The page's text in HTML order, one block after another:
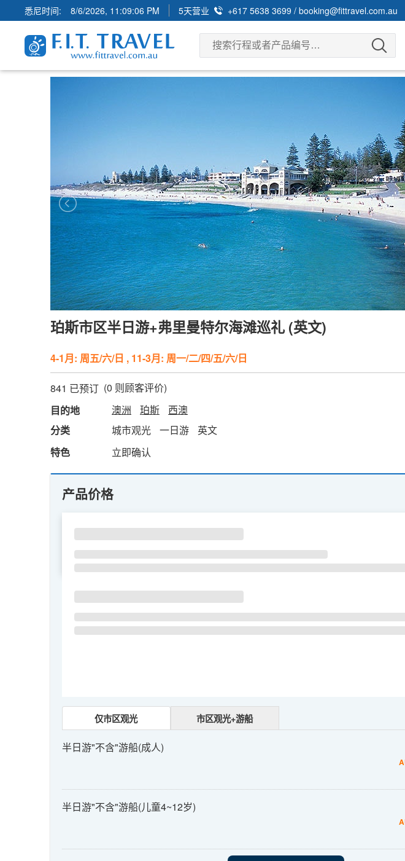
悉尼时间: 8/6/2026, 11:09:07 PM 5天营业 +617 5638 3699 /booking@fittravel.com.au
珀斯市区半日游+弗里曼特尔海滩巡礼 (英文)
4-1月: 周五/六/日 , 11-3月: 周一/二/四/五/六/日
841 已预订 (0 则顾客评价)
目的地
澳洲 珀斯
西澳
分类
城市观光 一日游
英文
特色
立即确认
产品价格
SU MO TU WE
仅市区观光 市区观光+游船
半日游"不含"游船(成人)
半日游"不含"游船(儿童4~12岁)